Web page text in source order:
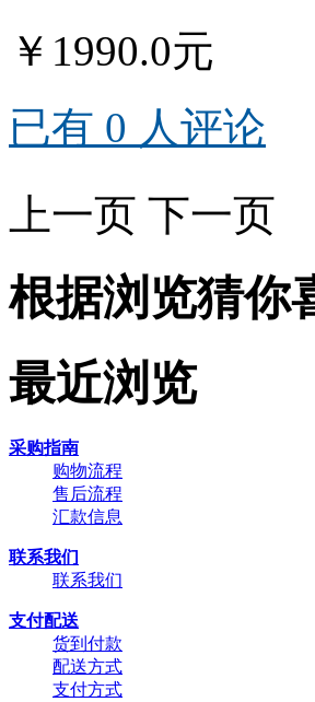
￥1990.0元
已有 0 人评论
上一页 下一页
根据浏览猜你
最近浏览
采购指南
购物流程
售后流程
汇款信息
联系我们
联系我们
支付配送
货到付款
配送方式
支付方式